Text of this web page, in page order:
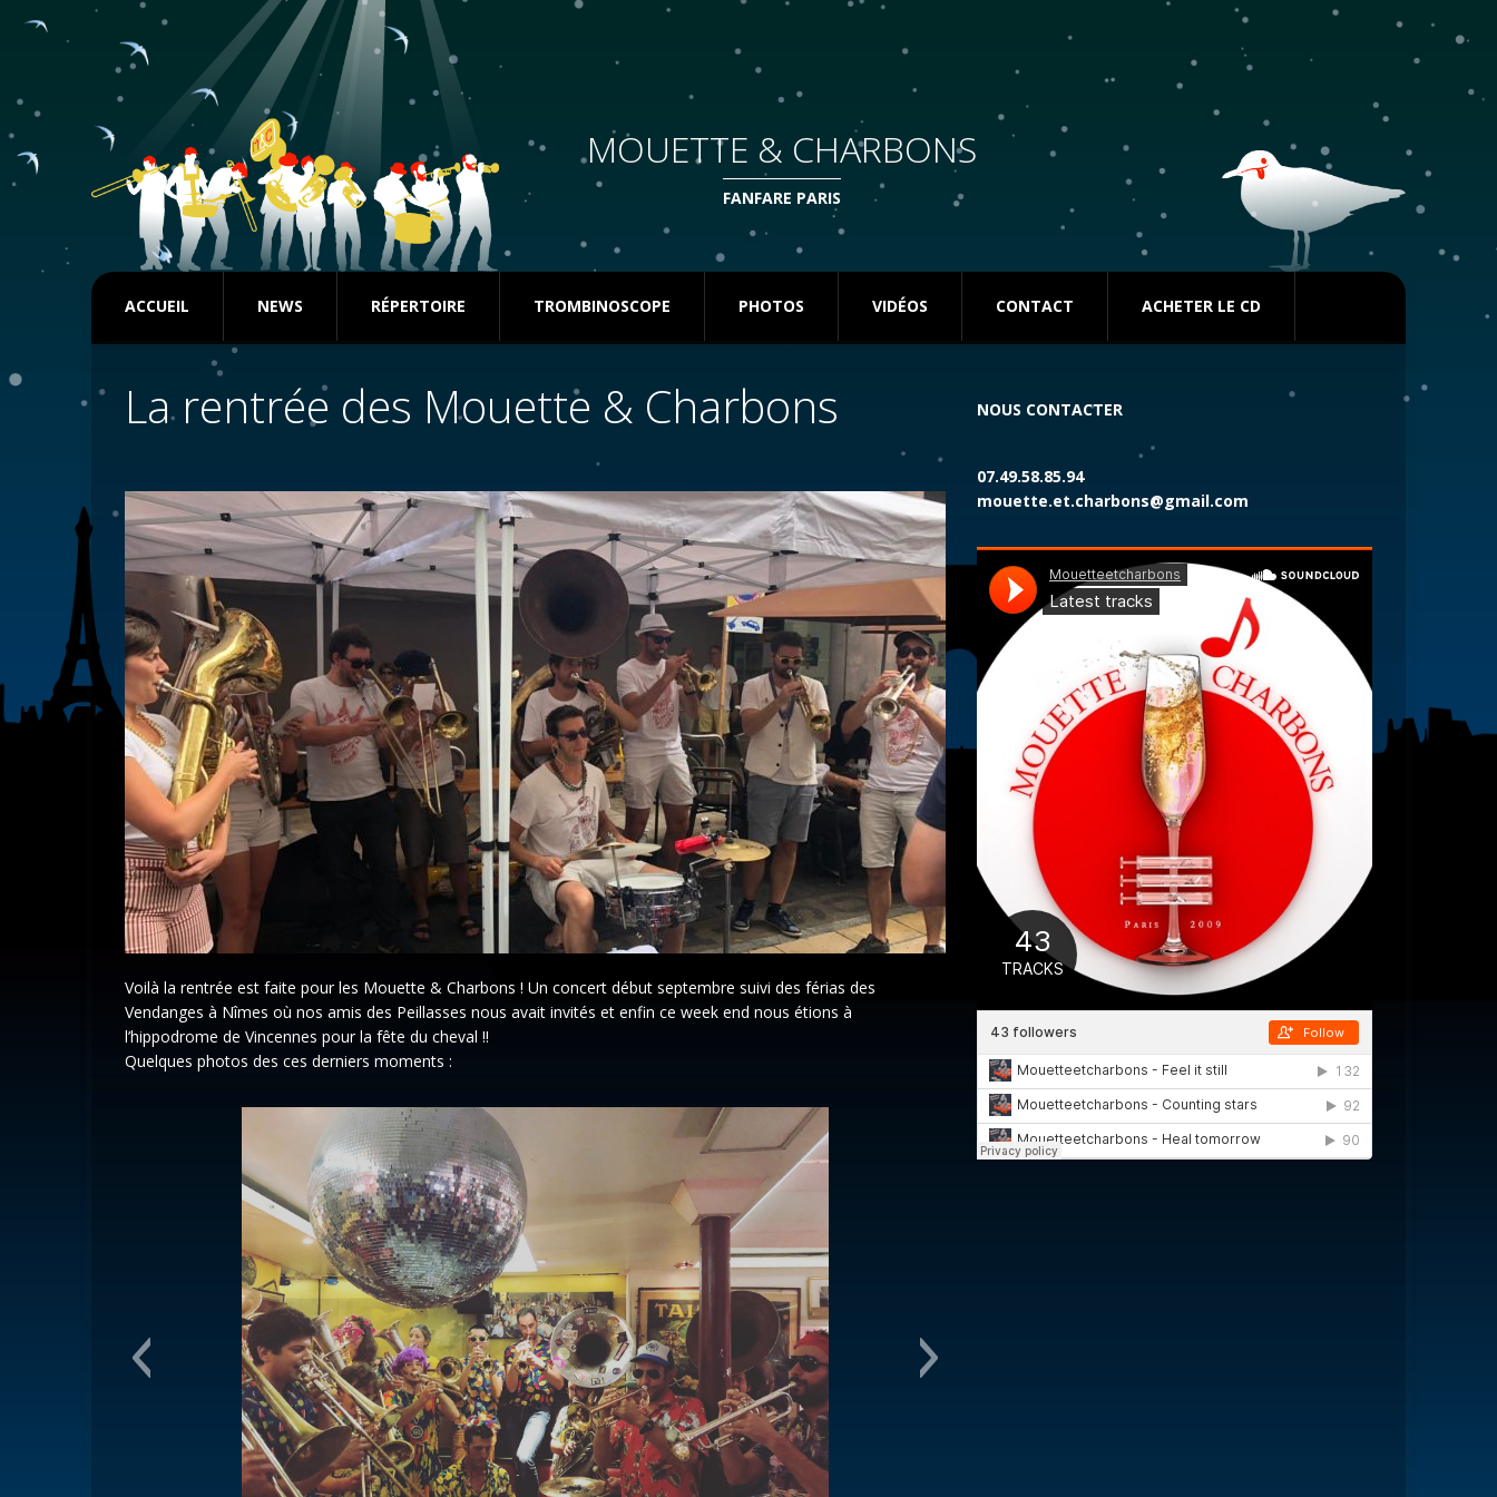
MOUETTE & CHARBONS
FANFARE PARIS
ACCUEIL NEWS RÉPERTOIRE TROMBINOSCOPE PHOTOS VIDÉOS CONTACT ACHETER LE CD
La rentrée des Mouette & Charbons
Voilà la rentrée est faite pour les Mouette & Charbons ! Un concert début septembre suivi des férias des
Vendanges à Nîmes où nos amis des Peillasses nous avait invités et enfin ce week end nous étions à
l’hippodrome de Vincennes pour la fête du cheval !!
Quelques photos des ces derniers moments :
NOUS CONTACTER
07.49.58.85.94
mouette.et.charbons@gmail.com